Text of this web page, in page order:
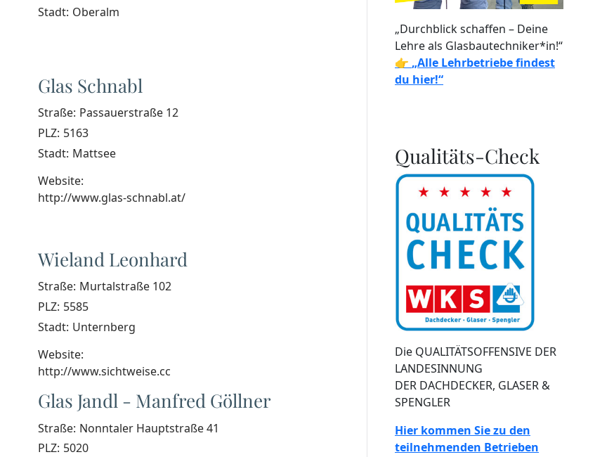
Stadt: Oberalm
Glas Schnabl
Straße: Passauerstraße 12
PLZ: 5163
Stadt: Mattsee
Website:
http://www.glas-schnabl.at/
Wieland Leonhard
Straße: Murtalstraße 102
PLZ: 5585
Stadt: Unternberg
Website:
http://www.sichtweise.cc
Glas Jandl - Manfred Göllner
Straße: Nonntaler Hauptstraße 41
PLZ: 5020
„Durchblick schaffen – Deine
Lehre als Glasbautechniker*in!“
👉 „Alle Lehrbetriebe findest
du hier!“
Qualitäts-Check
Die QUALITÄTSOFFENSIVE DER
LANDESINNUNG
DER DACHDECKER, GLASER &
SPENGLER
Hier kommen Sie zu den
teilnehmenden Betrieben